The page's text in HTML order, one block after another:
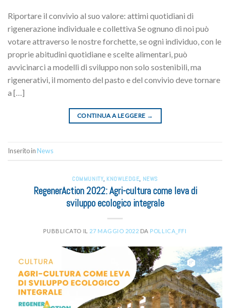
Riportare il convivio al suo valore: attimi quotidiani di
rigenerazione individuale e collettiva Se ognuno di noi può
votare attraverso le nostre forchette, se ogni individuo, con le
proprie abitudini quotidiane e scelte alimentari, può
avvicinarci a modelli di sviluppo non solo sostenibili, ma
rigenerativi, il momento del pasto e del convivio deve tornare
a […]
CONTINUA A LEGGERE →
Inserito in News
COMMUNITY, KNOWLEDGE, NEWS
RegenerAction 2022: Agri-cultura come leva di
sviluppo ecologico integrale
PUBBLICATO IL 27 MAGGIO 2022 DA POLLICA_FFI